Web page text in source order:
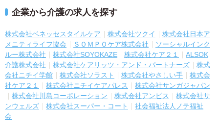
企業から介護の求人を探す
株式会社ベネッセスタイルケア 株式会社ツクイ
株式会社日本ア
メニティライフ協会
ＳＯＭＰＯケア株式会社
ソーシャルインク
ルー株式会社
株式会社SOYOKAZE 株式会社ケア２１
ALSOK
介護株式会社
株式会社ケアリッツ・アンド・パートナーズ
株式
会社ニチイ学館
株式会社ソラスト 株式会社やさしい手
株式会
社ケア２１
株式会社ニチイケアパレス
株式会社サンガジャパン
株式会社川島コーポレーション
株式会社アンビス
株式会社サ
ンウェルズ
株式会社スーパー・コート
社会福祉法人ノテ福祉
会